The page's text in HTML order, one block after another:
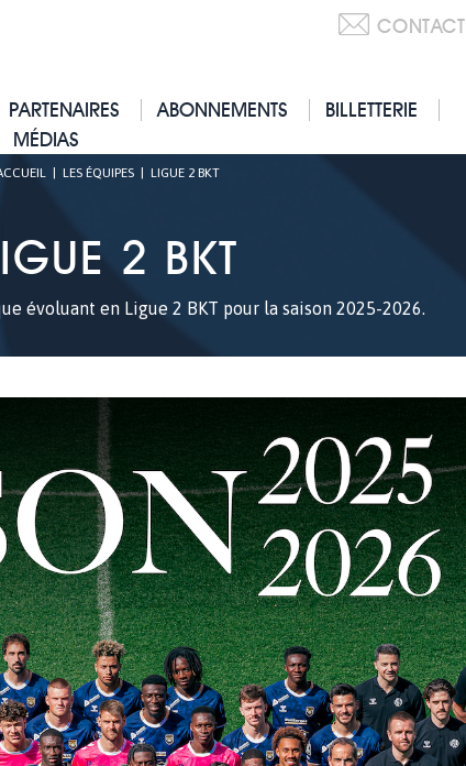
CONTACT
PARTENAIRES ABONNEMENTS
BILLETTERIE
MÉDIAS
LES ÉQUIPES LIGUE 2 BKT
2 BKT
évoluant en Ligue 2 BKT pour la saison 2025-2026.